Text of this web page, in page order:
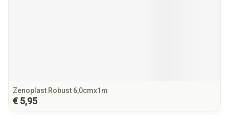
Zenoplast Robust 6,0cmx1m
€ 5,95